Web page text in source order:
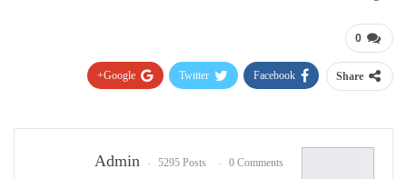
0
Share
Facebook
Twitter
Google+
Admin 5295 Posts 0 Comments